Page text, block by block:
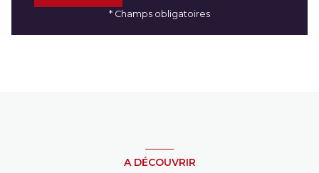
* Champs obligatoires
A DÉCOUVRIR